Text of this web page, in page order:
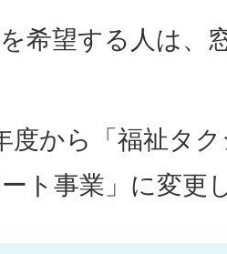
希望する人は、
度から「福祉タ
ト事業」に変更